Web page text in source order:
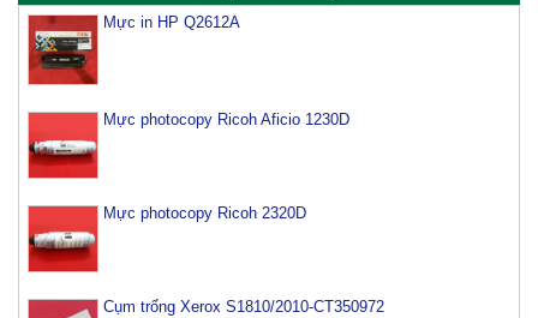
Mực in HP Q2612A
Mực photocopy Ricoh Aficio 1230D
Mực photocopy Ricoh 2320D
Cụm trống Xerox S1810/2010-CT350972